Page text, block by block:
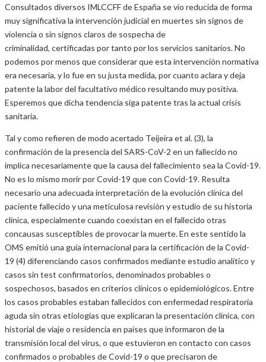
Consultados diversos IMLCCFF de España se vio reducida de forma
muy significativa la intervención judicial en muertes sin signos de
violencia o sin signos claros de sospecha de
criminalidad, certificadas por tanto por los servicios sanitarios. No
podemos por menos que considerar que esta intervención normativa
era necesaria, y lo fue en su justa medida, por cuanto aclara y deja
patente la labor del facultativo médico resultando muy positiva.
Esperemos que dicha tendencia siga patente tras la actual crisis
sanitaria.
Tal y como refieren de modo acertado Teijeira et al. (3), la
confirmación de la presencia del SARS-CoV-2 en un fallecido no
implica necesariamente que la causa del fallecimiento sea la Covid-19.
No es lo mismo morir por Covid-19 que con Covid-19. Resulta
necesario una adecuada interpretación de la evolución clínica del
paciente fallecido y una meticulosa revisión y estudio de su historia
clínica, especialmente cuando coexistan en el fallecido otras
concausas susceptibles de provocar la muerte. En este sentido la
OMS emitió una guía internacional para la certificación de la Covid-
19 (4) diferenciando casos confirmados mediante estudio analítico y
casos sin test confirmatorios, denominados probables o
sospechosos, basados en criterios clínicos o epidemiológicos. Entre
los casos probables estaban fallecidos con enfermedad respiratoria
aguda sin otras etiologías que explicaran la presentación clínica, con
historial de viaje o residencia en países que informaron de la
transmisión local del virus, o que estuvieron en contacto con casos
confirmados o probables de Covid-19 o que precisaron de